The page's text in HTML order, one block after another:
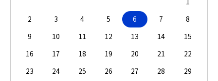
2
3 4 5 6 7
8
9
10 11 12 13 14
15
16
17 18 19 20 21
22
23
24 25 26 27 28
29